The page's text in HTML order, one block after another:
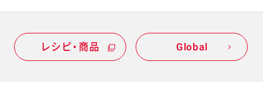
レシピ・商品 Global